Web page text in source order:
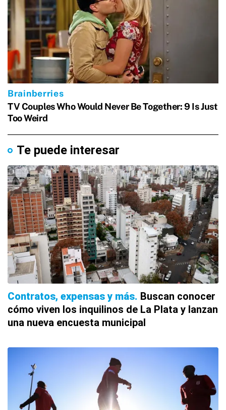
Te puede interesar
Contratos, expensas y más Buscan conocer
cómo viven los inquilinos de La Plata y lanzan
una nueva encuesta municipal